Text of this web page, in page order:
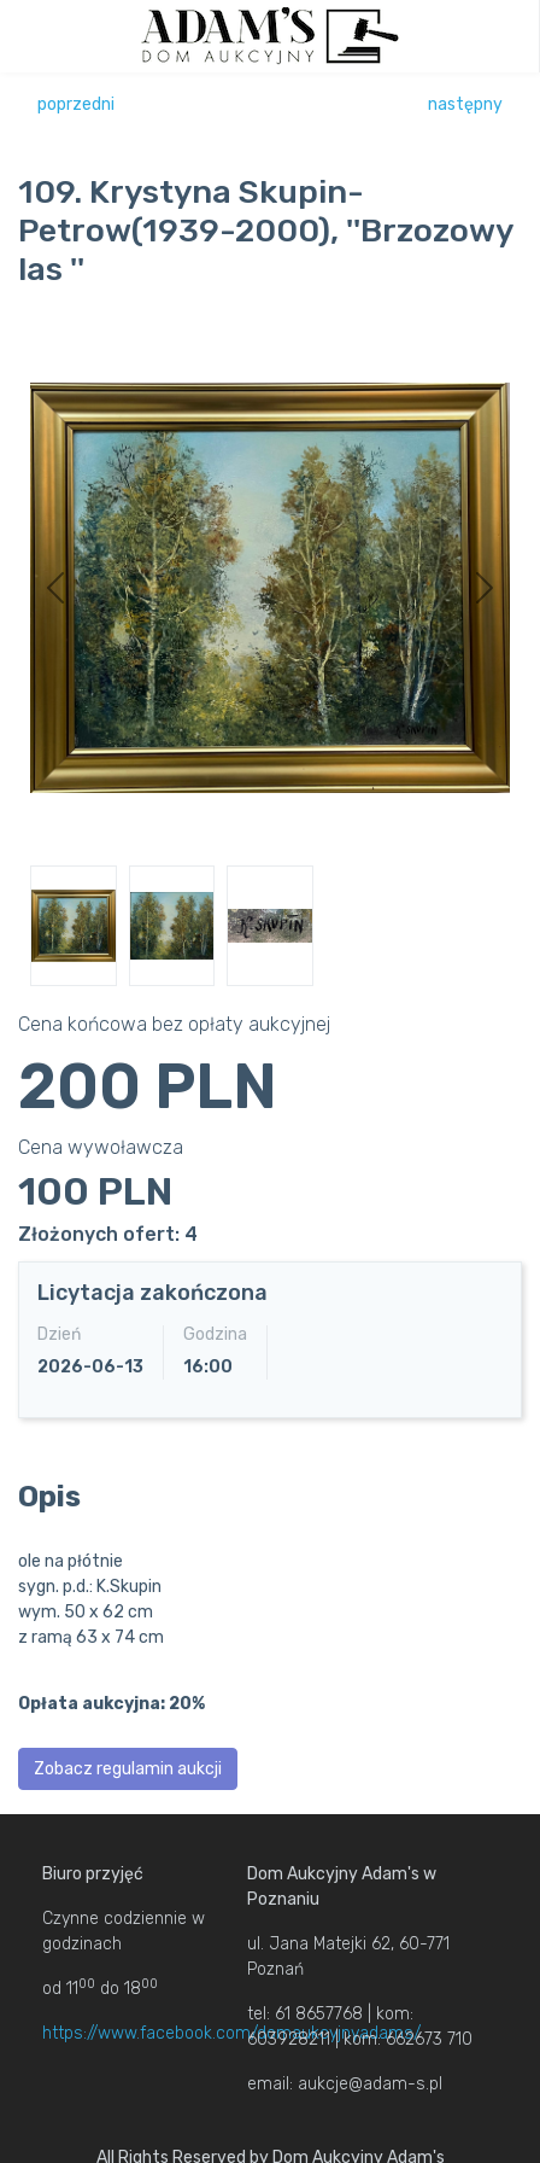
poprzedni następny
109. Krystyna Skupin-
Petrow(1939-2000), ''Brzozowy
las ''
Previous Next
Cena końcowa bez opłaty aukcyjnej
200 PLN
Cena wywoławcza
100 PLN
Złożonych ofert: 4
Licytacja zakończona
Dzień
2026-06-13
Godzina
16:00
Opis
ole na płótnie
sygn. p.d.: K.Skupin
wym. 50 x 62 cm
z ramą 63 x 74 cm
Opłata aukcyjna: 20%
Zobacz regulamin aukcji
Biuro przyjęć
Czynne codziennie w
godzinach
od 11 00 do 1800
https://www.facebook.com/domaukcyjnyadams/
Dom Aukcyjny Adam's w
Poznaniu
ul. Jana Matejki 62, 60-771
Poznań
tel: 61 8657768 | kom:
603928211 | kom: 662673 710
email: aukcje@adam-s.pl
All Rights Reserved by Dom Aukcyjny Adam's